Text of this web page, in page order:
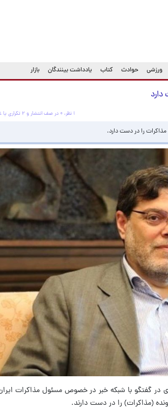
ورزشی حوادث کتاب یادداشت بینندگان بازار
دارد
۱ نظر، ۰ در صف انتشار و ۲ تکراری یا غیرقابل انتشار
را در دست دارد.
گفتگو با شبکه خبر در خصوص مسئول مذاکرات ایران
(مذاکرات) را در دست دارند.